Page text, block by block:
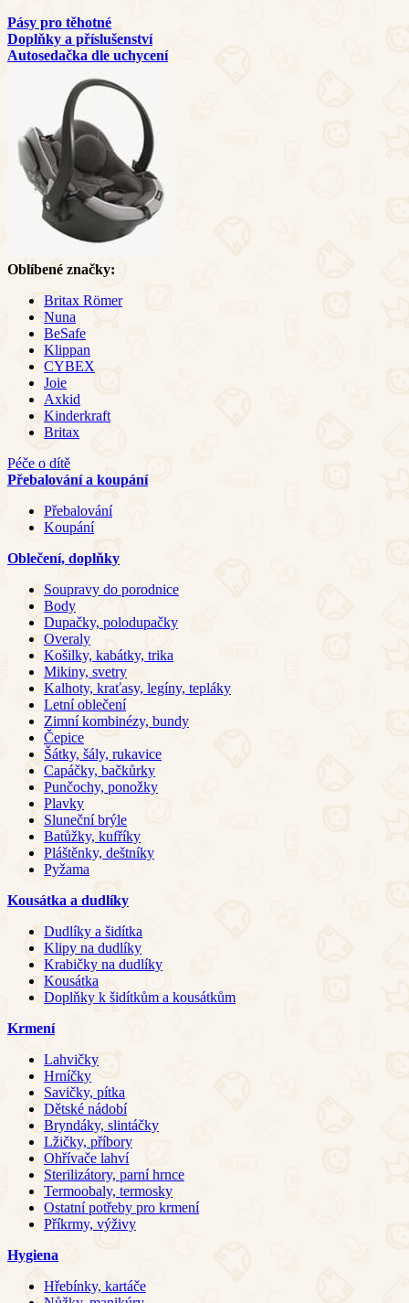
Pásy pro těhotné
Doplňky a příslušenství
Autosedačka dle uchycení
Oblíbené značky:
Britax Römer
Nuna
BeSafe
Klippan
CYBEX
Joie
Axkid
Kinderkraft
Britax
Péče o dítě
Přebalování a koupání
Přebalování
Koupání
Oblečení, doplňky
Soupravy do porodnice
Body
Dupačky, polodupačky
Overaly
Košilky, kabátky, trika
Mikiny, svetry
Kalhoty, kraťasy, legíny, tepláky
Letní oblečení
Zimní kombinézy, bundy
Čepice
Šátky, šály, rukavice
Capáčky, bačkůrky
Punčochy, ponožky
Plavky
Sluneční brýle
Batůžky, kufříky
Pláštěnky, deštníky
Pyžama
Kousátka a dudlíky
Dudlíky a šidítka
Klipy na dudlíky
Krabičky na dudlíky
Kousátka
Doplňky k šidítkům a kousátkům
Krmení
Lahvičky
Hrníčky
Savičky, pítka
Dětské nádobí
Bryndáky, slintáčky
Lžičky, příbory
Ohřívače lahví
Sterilizátory, parní hrnce
Termoobaly, termosky
Ostatní potřeby pro krmení
Příkrmy, výživy
Hygiena
Hřebínky, kartáče